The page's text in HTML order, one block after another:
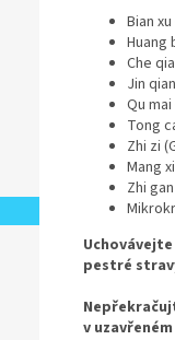
Bian
Huang
Che
Jin
Qu
Tong
Zhi zi
Mang
Zhi
pestré
v